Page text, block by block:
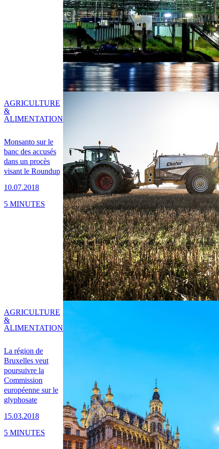
Monsanto sur le
banc des accusés
dans un procès
visant le Roundup
10.07.2018
AGRICULTURE
&
ALIMENTATION
5 MINUTES
La région de
Bruxelles veut
poursuivre la
Commission
européenne sur le
glyphosate
15.03.2018
AGRICULTURE
&
ALIMENTATION
5 MINUTES